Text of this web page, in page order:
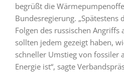
begrüßt die
Bundesregierung. „Spätestens
Folgen des russischen Angriffs
sollten jedem gezeigt haben,
schneller Umstieg von fossiler
Energie ist“, sagte